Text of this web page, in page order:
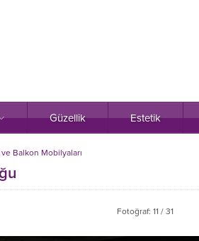
Güzellik Estetik
Balkon Mobilyaları
Fotoğraf: 11 / 31